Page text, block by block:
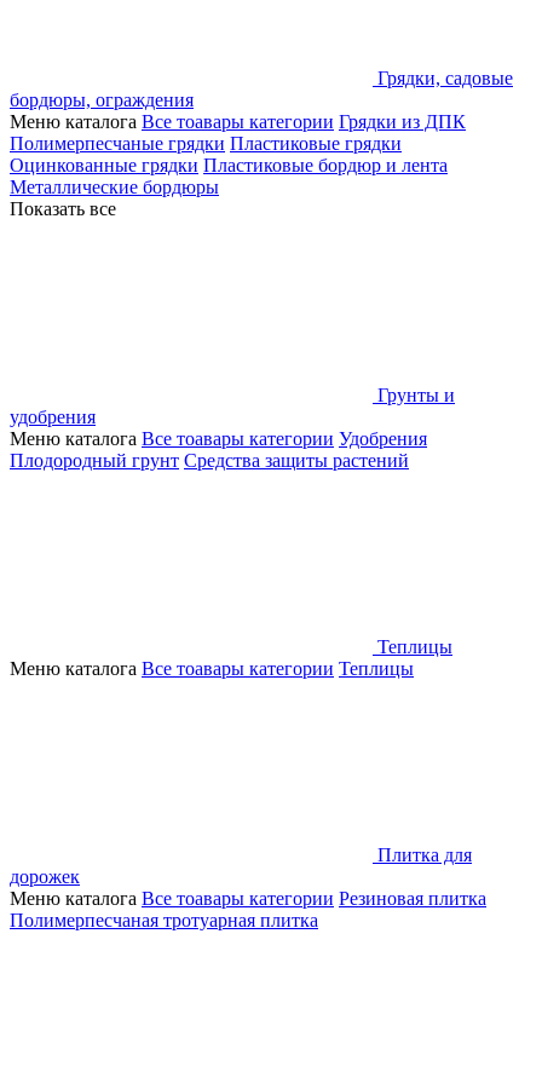
Грядки, садовые
бордюры, ограждения
Меню каталога Все тоавары категории Грядки из ДПК
Полимерпесчаные грядки Пластиковые грядки
Оцинкованные грядки Пластиковые бордюр и лента
Металлические бордюры
Показать все
Грунты и
удобрения
Меню каталога Все тоавары категории Удобрения
Плодородный грунт Средства защиты растений
Теплицы
Меню каталога Все тоавары категории Теплицы
Плитка для
дорожек
Меню каталога Все тоавары категории Резиновая плитка
Полимерпесчаная тротуарная плитка